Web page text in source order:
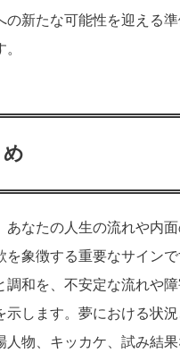
の新たな可能性を迎える
め
あなたの人生の流れや内
を象徴する重要なサイン
調和を、不安定な流れや
示します。夢における状況
人物、キッカケ、試み結